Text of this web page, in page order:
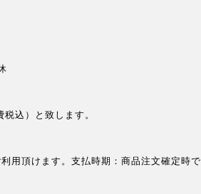
込）と致します。
用頂けます。支払時期：商品注文確定時で